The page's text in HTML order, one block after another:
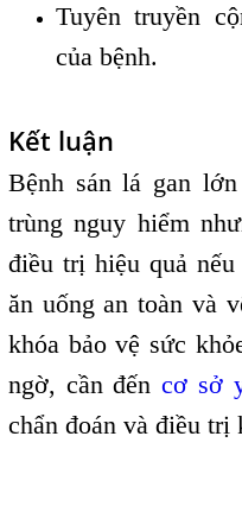
Tuyên truyền
của bệnh.
Kết luận
Bệnh sán lá gan
trùng nguy hiểm
điều trị hiệu quả
ăn uống an toàn và
khóa bảo vệ sức
ngờ, cần đếncơ sở
chẩn đoán và điều trị